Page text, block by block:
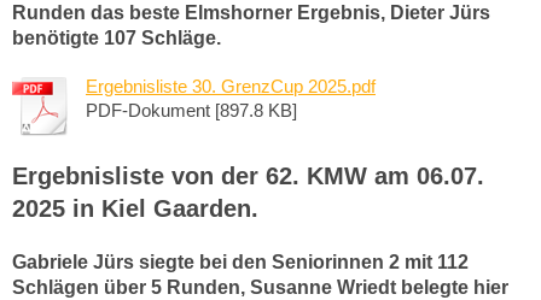
Runden das beste Elmshorner Ergebnis, Dieter Jürs
benötigte 107 Schläge.
Ergebnisliste 30. GrenzCup 2025.pdf
PDF-Dokument [897.8 KB]
Ergebnisliste von der 62. KMW am 06.07.
2025 in Kiel Gaarden.
Gabriele Jürs siegte bei den Seniorinnen 2 mit 112
Schlägen über 5 Runden, Susanne Wriedt belegte hier